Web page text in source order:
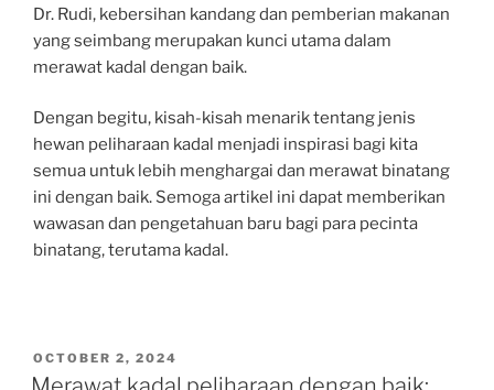
Dr. Rudi, kebersihan kandang dan pemberian makanan
yang seimbang merupakan kunci utama dalam
merawat kadal dengan baik.
Dengan begitu, kisah-kisah menarik tentang jenis
hewan peliharaan kadal menjadi inspirasi bagi kita
semua untuk lebih menghargai dan merawat binatang
ini dengan baik. Semoga artikel ini dapat memberikan
wawasan dan pengetahuan baru bagi para pecinta
binatang, terutama kadal.
POSTED
ON
OCTOBER 2, 2024